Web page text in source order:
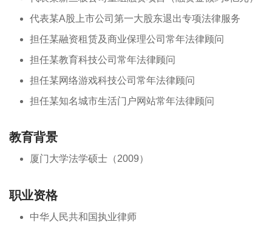
代表某A股上市公司第一大股东退出专项法律服务
担任某融资租赁及商业保理公司常年法律顾问
担任某教育科技公司常年法律顾问
担任某网络游戏科技公司常年法律顾问
担任某知名城市生活门户网站常年法律顾问
教育背景
厦门大学法学硕士（2009）
职业资格
中华人民共和国执业律师